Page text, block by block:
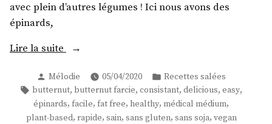
avec plein d’autres légumes ! Ici nous avons des
épinards,
Lire la suite
« Une
farcie
aux
épinards
Publié
par
Mélodie 05/04/2020
Publié
dans
Recettes salées
Étiquettes :
butternut, butternut farcie, consistant, delicious, easy,
épinards, facile, fat free, healthy, médical médium,
plant-based, rapide, sain, sans gluten, sans soja, vegan